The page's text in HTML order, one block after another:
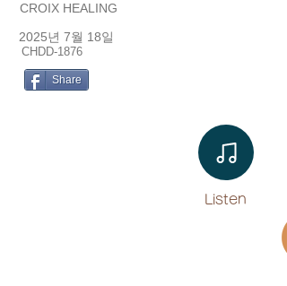
CROIX HEALING
2025년 7월 18일
CHDD-1876
Share
Listen​